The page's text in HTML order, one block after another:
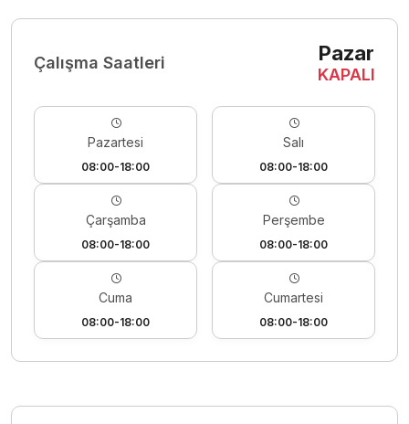
Çalışma Saatleri Pazar
KAPALI
Pazartesi
08:00-18:00
Salı
08:00-18:00
Çarşamba
08:00-18:00
Perşembe
08:00-18:00
Cuma
08:00-18:00
Cumartesi
08:00-18:00